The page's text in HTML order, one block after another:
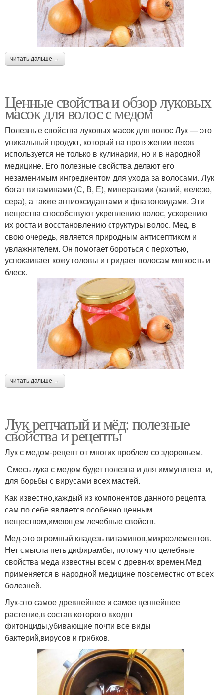
читать дальше →
Ценные свойства и обзор луковых
масок для волос с медом
Полезные свойства луковых масок для волос Лук — это
уникальный продукт, который на протяжении веков
используется не только в кулинарии, но и в народной
медицине. Его полезные свойства делают его
незаменимым ингредиентом для ухода за волосами. Лук
богат витаминами (С, В, Е), минералами (калий, железо,
сера), а также антиоксидантами и флавоноидами. Эти
вещества способствуют укреплению волос, ускорению
их роста и восстановлению структуры волос. Мед, в
свою очередь, является природным антисептиком и
увлажнителем. Он помогает бороться с перхотью,
успокаивает кожу головы и придает волосам мягкость и
блеск.
читать дальше →
Лук репчатый и мёд: полезные
свойства и рецепты
Лук с медом-рецепт от многих проблем со здоровьем.
Смесь лука с медом будет полезна и для иммунитета и,
для борьбы с вирусами всех мастей.
Как известно,каждый из компонентов данного рецепта
сам по себе является особенно ценным
веществом,имеющем лечебные свойств.
Мед-это огромный кладезь витаминов,микроэлементов.
Нет смысла петь дифирамбы, потому что целебные
свойства меда известны всем с древних времен.Мед
применяется в народной медицине повсеместно от всех
болезней.
Лук-это самое древнейшее и самое ценнейшее
растение,в состав которого входят
фитонциды,убивающие почти все виды
бактерий,вирусов и грибков.